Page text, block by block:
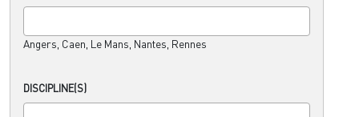
Angers, Caen, Le Mans, Nantes, Rennes
DISCIPLINE(S)